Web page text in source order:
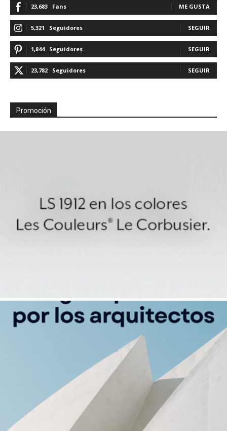
23,683 Fans ME GUSTA
5,321 Seguidores SEGUIR
1,844 Seguidores SEGUIR
23,782 Seguidores SEGUIR
Promoción